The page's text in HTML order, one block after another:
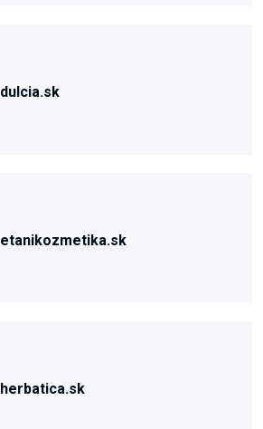
dulcia.sk
etanikozmetika.sk
herbatica.sk